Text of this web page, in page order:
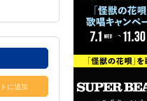
に追加